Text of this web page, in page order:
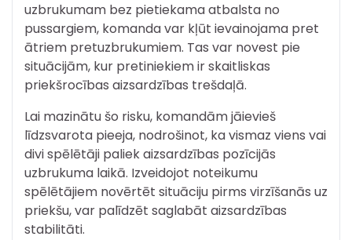
uzbrukumam bez pietiekama atbalsta no
pussargiem, komanda var kļūt ievainojama pret
ātriem pretuzbrukumiem. Tas var novest pie
situācijām, kur pretiniekiem ir skaitliskas
priekšrocības aizsardzības trešdaļā.
Lai mazinātu šo risku, komandām jāievieš
līdzsvarota pieeja, nodrošinot, ka vismaz viens vai
divi spēlētāji paliek aizsardzības pozīcijās
uzbrukuma laikā. Izveidojot noteikumu
spēlētājiem novērtēt situāciju pirms virzīšanās uz
priekšu, var palīdzēt saglabāt aizsardzības
stabilitāti.